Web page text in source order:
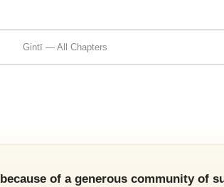
Gintī — All Chapters
because of a generous community of